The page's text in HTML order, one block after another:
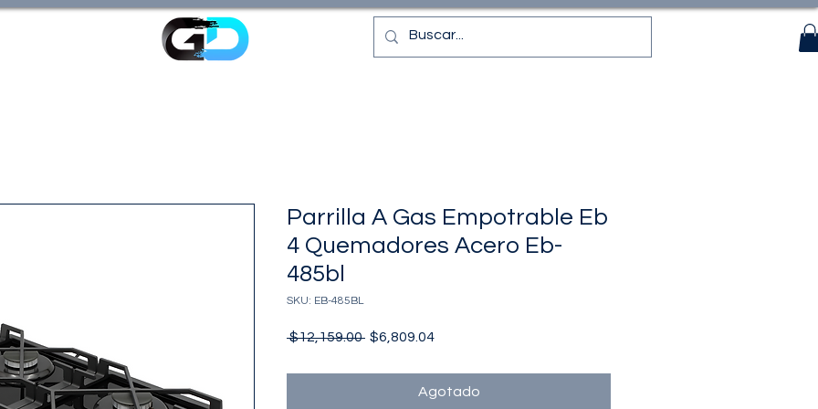
Parrilla A Gas Empotrable Eb
4 Quemadores Acero Eb-
485bl
SKU: EB-485BL
$12,159.00 Precio
$6,809.04Precio
Agotado